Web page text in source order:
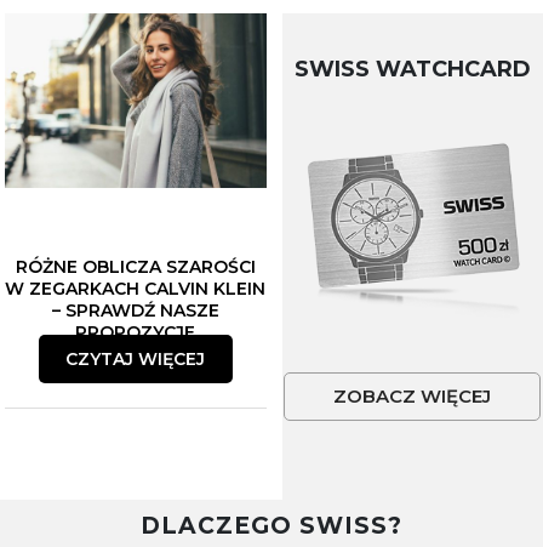
RÓŻNE OBLICZA SZAROŚCI
W ZEGARKACH CALVIN KLEIN
– SPRAWDŹ NASZE
PROPOZYCJE
CZYTAJ WIĘCEJ
SWISS WATCHCARD
ZOBACZ WIĘCEJ
DLACZEGO SWISS?